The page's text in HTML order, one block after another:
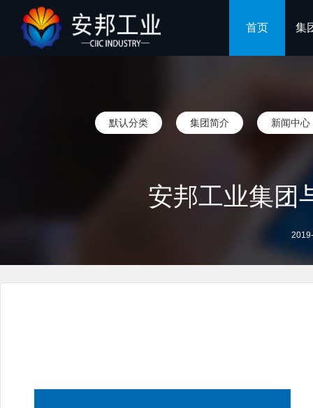
首页 集
默认分类 集团简介 新闻中心
安邦工业集团